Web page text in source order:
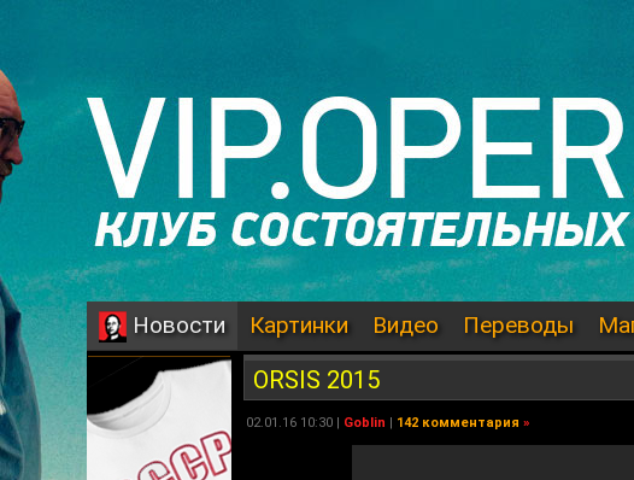
Новости Картинки Видео Переводы
ORSIS 2015
02.01.16 10:30 | Goblin | 142 комментария »